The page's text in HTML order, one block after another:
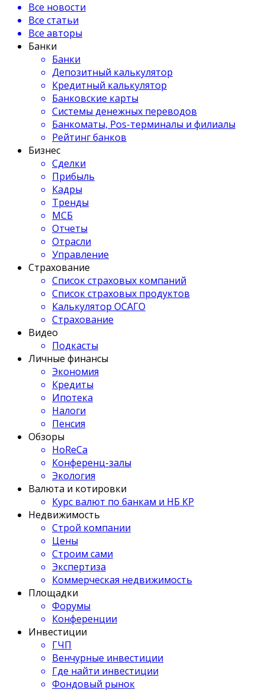
Все новости
Все статьи
Все авторы
Банки
Банки
Депозитный калькулятор
Кредитный калькулятор
Банковские карты
Системы денежных переводов
Банкоматы, Pos-терминалы и филиалы
Рейтинг банков
Бизнес
Сделки
Прибыль
Кадры
Тренды
МСБ
Отчеты
Отрасли
Управление
Страхование
Список страховых компаний
Список страховых продуктов
Калькулятор ОСАГО
Страхование
Видео
Подкасты
Личные финансы
Экономия
Кредиты
Ипотека
Налоги
Пенсия
Обзоры
HoReCa
Конференц-залы
Экология
Валюта и котировки
Курс валют по банкам и НБ КР
Недвижимость
Строй компании
Цены
Строим сами
Экспертиза
Коммерческая недвижимость
Площадки
Форумы
Конференции
Инвестиции
ГЧП
Венчурные инвестиции
Где найти инвестиции
Фондовый рынок